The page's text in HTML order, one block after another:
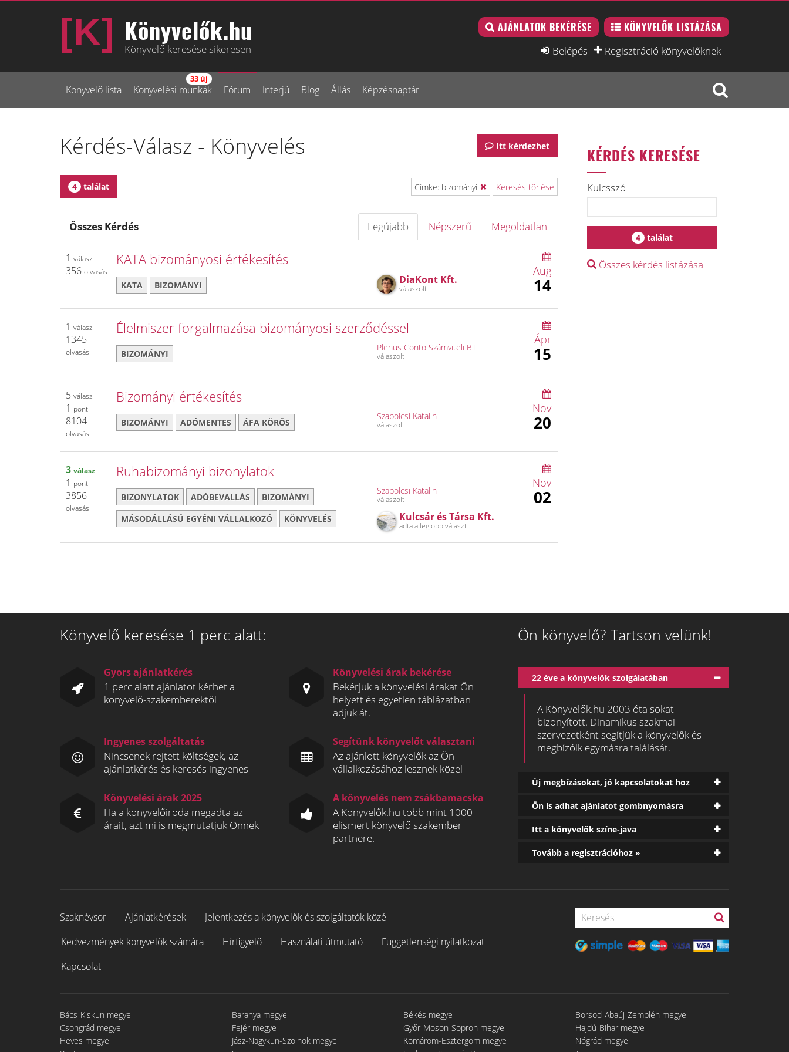
Könyvelők.hu
Könyvelő keresése sikeresen
AJÁNLATOK BEKÉRÉSE KÖNYVELŐK LISTÁZÁSA
Belépés Regisztráció könyvelőknek
Könyvelő lista Könyvelési munkák
33 új
Fórum Interjú Blog Állás Képzésnaptár
Itt kérdezhet
Kérdés-Válasz - Könyvelés
4 találat Címke: bizományi Keresés törlése
Összes Kérdés Megoldatlan
Népszerű
Legújabb
1 válasz
356 olvasás
KATA bizományosi értékesítés
KATA BIZOMÁNYI DiaKont Kft.
válaszolt
Aug
14
1 válasz
1345
olvasás
Élelmiszer forgalmazása bizományosi szerződéssel
BIZOMÁNYI
Plenus Conto Számviteli BT
válaszolt
Ápr
15
5 válasz
1 pont
8104
olvasás
Bizományi értékesítés
BIZOMÁNYI ADÓMENTES ÁFA KÖRÖS
Szabolcsi Katalin
válaszolt
Nov
20
3 válasz
1 pont
3856
olvasás
Ruhabizományi bizonylatok
BIZONYLATOK ADÓBEVALLÁS
BIZOMÁNYI
MÁSODÁLLÁSÚ EGYÉNI VÁLLALKOZÓ
KÖNYVELÉS
Szabolcsi Katalin
válaszolt
Kulcsár és Társa Kft.
adta a legjobb választ
Nov
02
KÉRDÉS KERESÉSE
Kulcsszó
4 találat
Összes kérdés listázása
Könyvelő keresése 1 perc alatt:
Gyors ajánlatkérés
1 perc alatt ajánlatot kérhet a
könyvelő-szakemberektől
Könyvelési árak bekérése
Bekérjük a könyvelési árakat Ön
helyett és egyetlen táblázatban
adjuk át.
Ingyenes szolgáltatás
Nincsenek rejtett költségek, az
ajánlatkérés és keresés ingyenes
Segítünk könyvelőt választani
Az ajánlott könyvelők az Ön
vállalkozásához lesznek közel
Könyvelési árak 2025
Ha a könyvelőiroda megadta az
árait, azt mi is megmutatjuk Önnek
A könyvelés nem zsákbamacska
A Könyvelők.hu több mint 1000
elismert könyvelő szakember
partnere.
Ön könyvelő? Tartson velünk!
22 éve a könyvelők szolgálatában
A Könyvelők.hu 2003 óta sokat
bizonyított. Dinamikus szakmai
szervezetként segítjük a könyvelők és
megbízóik egymásra találását.
Új megbízásokat, jó kapcsolatokat hoz
Ön is adhat ajánlatot gombnyomásra
Itt a könyvelők színe-java
Tovább a regisztrációhoz »
Szaknévsor Ajánlatkérések
Jelentkezés a könyvelők és szolgáltatók közé
Kedvezmények könyvelők számára
Hírfigyelő Használati útmutató
Függetlenségi nyilatkozat
Kapcsolat
Bács-Kiskun megye Baranya megye Békés megye
Borsod-Abaúj-Zemplén megye
Csongrád megye
Fejér megye Győr-Moson-Sopron megye
Hajdú-Bihar megye
Heves megye
Jász-Nagykun-Szolnok megye Komárom-Esztergom megye
Nógrád megye